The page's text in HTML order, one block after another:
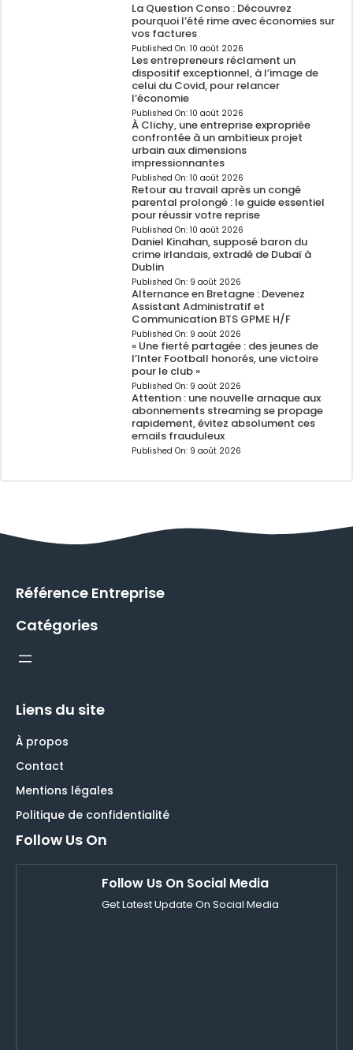
La Question Conso : Découvrez
pourquoi l’été rime avec économies sur
vos factures
Published On: 10 août 2026
Les entrepreneurs réclament un
dispositif exceptionnel, à l’image de
celui du Covid, pour relancer
l’économie
Published On: 10 août 2026
À Clichy, une entreprise expropriée
confrontée à un ambitieux projet
urbain aux dimensions
impressionnantes
Published On: 10 août 2026
Retour au travail après un congé
parental prolongé : le guide essentiel
pour réussir votre reprise
Published On: 10 août 2026
Daniel Kinahan, supposé baron du
crime irlandais, extradé de Dubaï à
Dublin
Published On: 9 août 2026
Alternance en Bretagne : Devenez
Assistant Administratif et
Communication BTS GPME H/F
Published On: 9 août 2026
« Une fierté partagée : des jeunes de
l’Inter Football honorés, une victoire
pour le club »
Published On: 9 août 2026
Attention : une nouvelle arnaque aux
abonnements streaming se propage
rapidement, évitez absolument ces
emails frauduleux
Published On: 9 août 2026
Référence Entreprise
Catégories
Liens du site
À propos
Contact
Mentions légales
Politique de confidentialité
Follow Us On
Follow Us On Social Media
Get Latest Update On Social Media